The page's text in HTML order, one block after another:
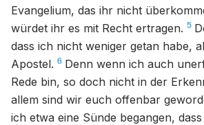
Evangelium, das ihr nicht
würdet ihr es mit Recht ertragen. 5
dass ich nicht weniger getan habe,
Apostel. 6 Denn wenn ich auch
Rede bin, so doch nicht in der
allem sind wir euch offenbar
ich etwa eine Sünde begangen,